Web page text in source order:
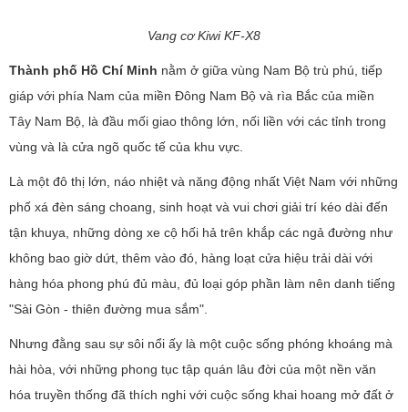
Vang cơ Kiwi KF-X8
Thành phố Hồ Chí Minh nằm ở giữa vùng Nam Bộ trù phú, tiếp
giáp với phía Nam của miền Ðông Nam Bộ và rìa Bắc của miền
Tây Nam Bộ, là đầu mối giao thông lớn, nối liền với các tỉnh trong
vùng và là cửa ngõ quốc tế của khu vực.
Là một đô thị lớn, náo nhiệt và năng động nhất Việt Nam với những
phố xá đèn sáng choang, sinh hoạt và vui chơi giải trí kéo dài đến
tận khuya, những dòng xe cộ hối hả trên khắp các ngả đường như
không bao giờ dứt, thêm vào đó, hàng loạt cửa hiệu trải dài với
hàng hóa phong phú đủ màu, đủ loại góp phần làm nên danh tiếng
"Sài Gòn - thiên đường mua sắm".
Nhưng đằng sau sự sôi nổi ấy là một cuộc sống phóng khoáng mà
hài hòa, với những phong tục tập quán lâu đời của một nền văn
hóa truyền thống đã thích nghi với cuộc sống khai hoang mở đất ở